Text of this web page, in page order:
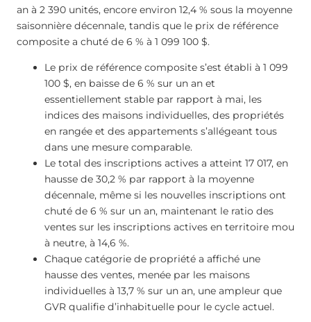
an à 2 390 unités, encore environ 12,4 % sous la moyenne
saisonnière décennale, tandis que le prix de référence
composite a chuté de 6 % à 1 099 100 $.
Le prix de référence composite s’est établi à 1 099
100 $, en baisse de 6 % sur un an et
essentiellement stable par rapport à mai, les
indices des maisons individuelles, des propriétés
en rangée et des appartements s’allégeant tous
dans une mesure comparable.
Le total des inscriptions actives a atteint 17 017, en
hausse de 30,2 % par rapport à la moyenne
décennale, même si les nouvelles inscriptions ont
chuté de 6 % sur un an, maintenant le ratio des
ventes sur les inscriptions actives en territoire mou
à neutre, à 14,6 %.
Chaque catégorie de propriété a affiché une
hausse des ventes, menée par les maisons
individuelles à 13,7 % sur un an, une ampleur que
GVR qualifie d’inhabituelle pour le cycle actuel.